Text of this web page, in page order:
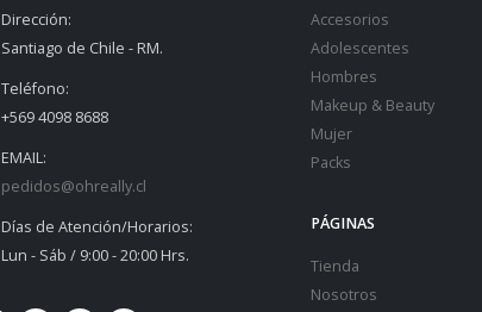
Dirección:
Santiago de Chile - RM.
Teléfono:
+569 4098 8688
EMAIL:
pedidos@ohreally.cl
Días de Atención/Horarios:
Lun - Sáb / 9:00 - 20:00 Hrs.
Accesorios
Adolescentes
Hombres
Makeup & Beauty
Mujer
Packs
PÁGINAS
Tienda
Nosotros